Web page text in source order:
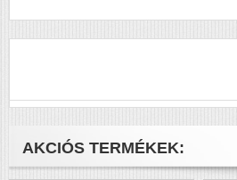
AKCIÓS TERMÉKEK: